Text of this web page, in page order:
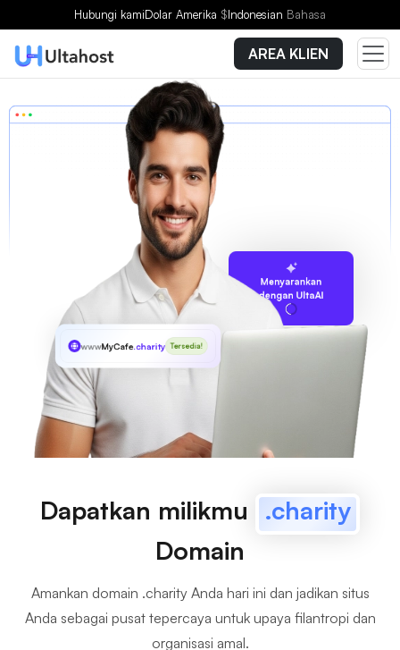
Hubungi kamiDolar Amerika $Indonesian Bahasa
AREA KLIEN
Menyarankan
dengan UltaAI
wwwMyCafe.charity Tersedia!
Dapatkan milikmu
.charity
Domain
Amankan domain .charity Anda hari ini dan jadikan situs
Anda sebagai pusat tepercaya untuk upaya filantropi dan
organisasi amal.